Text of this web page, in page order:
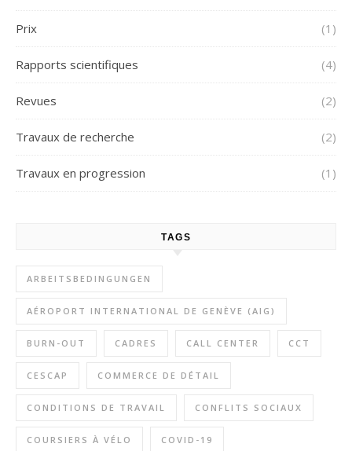
Prix (1)
Rapports scientifiques (4)
Revues (2)
Travaux de recherche (2)
Travaux en progression (1)
TAGS
ARBEITSBEDINGUNGEN
AÉROPORT INTERNATIONAL DE GENÈVE (AIG)
BURN-OUT CADRES CALL CENTER CCT
CESCAP COMMERCE DE DÉTAIL
CONDITIONS DE TRAVAIL CONFLITS SOCIAUX
COURSIERS À VÉLO COVID-19